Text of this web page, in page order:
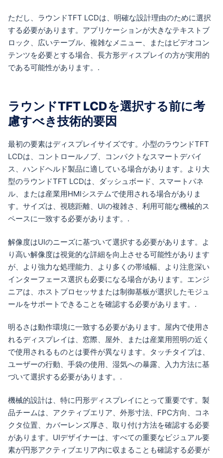
ただし、ラウンドTFT LCDは、明確な設計理由のために選択
する必要があります。アプリケーションが大きなテキストブ
ロック、広いテーブル、複雑なメニュー、またはビデオコン
テンツを必要とする場合、長方形ディスプレイの方が実用的
である可能性があります。.
ラウンドTFT LCDを選択する前に考
慮すべき技術的要因
最初の要素はディスプレイサイズです。小型のラウンドTFT
LCDは、コントロールノブ、コンパクトなスマートデバイ
ス、ハンドヘルド製品に適している場合があります。より大
型のラウンドTFT LCDは、ダッシュボード、スマートパネ
ル、または産業用HMIシステムで使用される場合がありま
す。サイズは、視聴距離、UIの複雑さ、利用可能な機械的ス
ペースに一致する必要があります。.
解像度はUIのニーズに基づいて選択する必要があります。よ
り高い解像度は視覚的な詳細を向上させる可能性があります
が、より強力な処理能力、より多くの帯域幅、より注意深い
インターフェース選択も必要になる場合があります。エンジ
ニアは、ホストプロセッサまたは制御基板が選択したモジュ
ールをサポートできることを確認する必要があります。.
明るさは動作環境に一致する必要があります。屋内で使用さ
れるディスプレイは、窓際、屋外、または産業用照明の近く
で使用されるものとは要件が異なります。タッチタイプは、
ユーザーの行動、手袋の使用、湿気への暴露、入力方法に基
づいて選択する必要があります。.
機械的設計は、特に円形ディスプレイにとって重要です。製
品チームは、アクティブエリア、外形寸法、FPC方向、コネ
クタ位置、カバーレンズ厚さ、取り付け方法を確認する必要
があります。UIデザイナーは、すべての重要なビジュアル要
素が円形アクティブエリア内に収まることも確認する必要が